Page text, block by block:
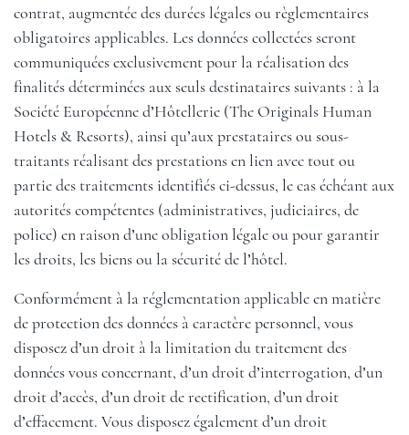
contrat, augmentée des durées légales ou règlementaires
obligatoires applicables. Les données collectées seront
communiquées exclusivement pour la réalisation des
finalités déterminées aux seuls destinataires suivants : à la
Société Européenne d’Hôtellerie (The Originals Human
Hotels & Resorts), ainsi qu’aux prestataires ou sous-
traitants réalisant des prestations en lien avec tout ou
partie des traitements identifiés ci-dessus, le cas échéant aux
autorités compétentes (administratives, judiciaires, de
police) en raison d’une obligation légale ou pour garantir
les droits, les biens ou la sécurité de l’hôtel.
Conformément à la réglementation applicable en matière
de protection des données à caractère personnel, vous
disposez d’un droit à la limitation du traitement des
données vous concernant, d’un droit d’interrogation, d’un
droit d’accès, d’un droit de rectification, d’un droit
d’effacement. Vous disposez également d’un droit